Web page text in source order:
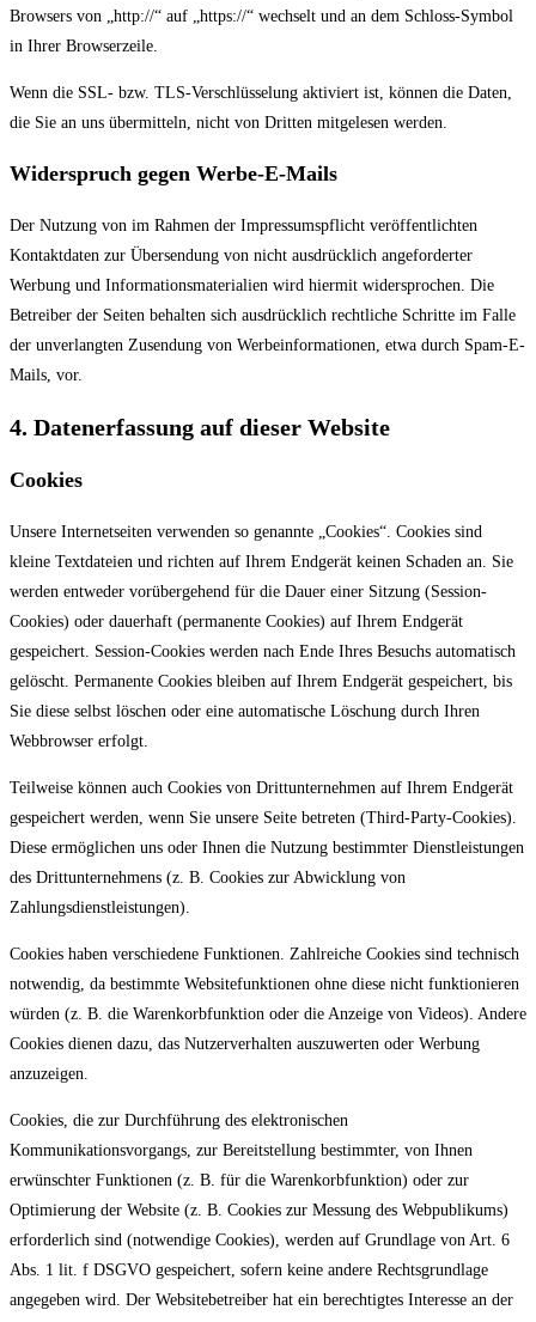
Browsers von „http://“ auf „https://“ wechselt und an dem Schloss-Symbol
in Ihrer Browserzeile.
Wenn die SSL- bzw. TLS-Verschlüsselung aktiviert ist, können die Daten,
die Sie an uns übermitteln, nicht von Dritten mitgelesen werden.
Widerspruch gegen Werbe-E-Mails
Der Nutzung von im Rahmen der Impressumspflicht veröffentlichten
Kontaktdaten zur Übersendung von nicht ausdrücklich angeforderter
Werbung und Informationsmaterialien wird hiermit widersprochen. Die
Betreiber der Seiten behalten sich ausdrücklich rechtliche Schritte im Falle
der unverlangten Zusendung von Werbeinformationen, etwa durch Spam-E-
Mails, vor.
4. Datenerfassung auf dieser Website
Cookies
Unsere Internetseiten verwenden so genannte „Cookies“. Cookies sind
kleine Textdateien und richten auf Ihrem Endgerät keinen Schaden an. Sie
werden entweder vorübergehend für die Dauer einer Sitzung (Session-
Cookies) oder dauerhaft (permanente Cookies) auf Ihrem Endgerät
gespeichert. Session-Cookies werden nach Ende Ihres Besuchs automatisch
gelöscht. Permanente Cookies bleiben auf Ihrem Endgerät gespeichert, bis
Sie diese selbst löschen oder eine automatische Löschung durch Ihren
Webbrowser erfolgt.
Teilweise können auch Cookies von Drittunternehmen auf Ihrem Endgerät
gespeichert werden, wenn Sie unsere Seite betreten (Third-Party-Cookies).
Diese ermöglichen uns oder Ihnen die Nutzung bestimmter Dienstleistungen
des Drittunternehmens (z. B. Cookies zur Abwicklung von
Zahlungsdienstleistungen).
Cookies haben verschiedene Funktionen. Zahlreiche Cookies sind technisch
notwendig, da bestimmte Websitefunktionen ohne diese nicht funktionieren
würden (z. B. die Warenkorbfunktion oder die Anzeige von Videos). Andere
Cookies dienen dazu, das Nutzerverhalten auszuwerten oder Werbung
anzuzeigen.
Cookies, die zur Durchführung des elektronischen
Kommunikationsvorgangs, zur Bereitstellung bestimmter, von Ihnen
erwünschter Funktionen (z. B. für die Warenkorbfunktion) oder zur
Optimierung der Website (z. B. Cookies zur Messung des Webpublikums)
erforderlich sind (notwendige Cookies), werden auf Grundlage von Art. 6
Abs. 1 lit. f DSGVO gespeichert, sofern keine andere Rechtsgrundlage
angegeben wird. Der Websitebetreiber hat ein berechtigtes Interesse an der